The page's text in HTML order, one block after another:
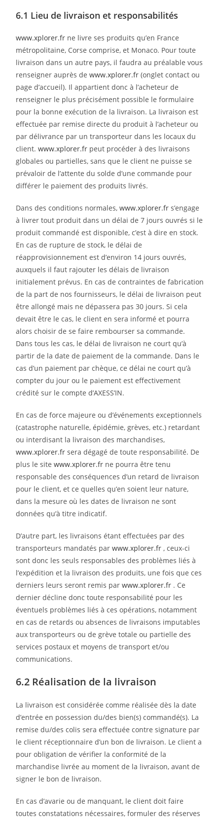
6.1 Lieu de livraison et responsabilités
www.xplorer.fr ne livre ses produits qu’en France
métropolitaine, Corse comprise, et Monaco. Pour toute
livraison dans un autre pays, il faudra au préalable vous
renseigner auprès dewww.xplorer.fr(onglet contact ou
page d’accueil). Il appartient donc à l’acheteur de
renseigner le plus précisément possible le formulaire
pour la bonne exécution de la livraison. La livraison est
effectuée par remise directe du produit à l’acheteur ou
par délivrance par un transporteur dans les locaux du
client.www.xplorer.fr peut procéder à des livraisons
globales ou partielles, sans que le client ne puisse se
prévaloir de l’attente du solde d’une commande pour
différer le paiement des produits livrés.
Dans des conditions normales,www.xplorer.frs’engage
à livrer tout produit dans un délai de 7 jours ouvrés si le
produit commandé est disponible, c’est à dire en stock.
En cas de rupture de stock, le délai de
réapprovisionnement est d’environ 14 jours ouvrés,
auxquels il faut rajouter les délais de livraison
initialement prévus. En cas de contraintes de fabrication
de la part de nos fournisseurs, le délai de livraison peut
être allongé mais ne dépassera pas 30 jours. Si cela
devait être le cas, le client en sera informé et pourra
alors choisir de se faire rembourser sa commande.
Dans tous les cas, le délai de livraison ne court qu’à
partir de la date de paiement de la commande. Dans le
cas d’un paiement par chèque, ce délai ne court qu’à
compter du jour ou le paiement est effectivement
crédité sur le compte d’AXESS’IN.
En cas de force majeure ou d’événements exceptionnels
(catastrophe naturelle, épidémie, grèves, etc.) retardant
ou interdisant la livraison des marchandises,
www.xplorer.frsera dégagé de toute responsabilité. De
plus le sitewww.xplorer.fr ne pourra être tenu
responsable des conséquences d’un retard de livraison
pour le client, et ce quelles qu’en soient leur nature,
dans la mesure où les dates de livraison ne sont
données qu’à titre indicatif.
D’autre part, les livraisons étant effectuées par des
transporteurs mandatés parwww.xplorer.fr, ceux-ci
sont donc les seuls responsables des problèmes liés à
l’expédition et la livraison des produits, une fois que ces
derniers leurs seront remis parwww.xplorer.fr . Ce
dernier décline donc toute responsabilité pour les
éventuels problèmes liés à ces opérations, notamment
en cas de retards ou absences de livraisons imputables
aux transporteurs ou de grève totale ou partielle des
services postaux et moyens de transport et/ou
communications.
6.2 Réalisation de la livraison
La livraison est considérée comme réalisée dès la date
d’entrée en possession du/des bien(s) commandé(s). La
remise du/des colis sera effectuée contre signature par
le client réceptionnaire d’un bon de livraison. Le client a
pour obligation de vérifier la conformité de la
marchandise livrée au moment de la livraison, avant de
signer le bon de livraison.
En cas d’avarie ou de manquant, le client doit faire
toutes constatations nécessaires, formuler des réserves